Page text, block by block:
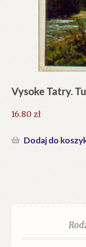
Vysoke Tatry.
16.80 zł
Dodaj do